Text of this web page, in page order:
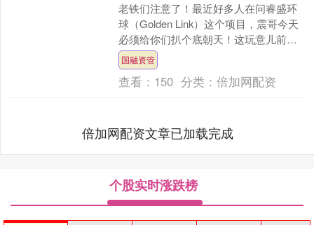
老铁们注意了！最近好多人在问睿盛环
球（Golden Link）这个项目，震哥今天
必须给你们扒个底朝天！这玩意儿前身
叫博瑞通，后来改名叫晟盛环球，现在
又换马甲成睿....
国融资管
查看： 150 分类：倍加网配资
倍加网配资文章已加载完成
个股实时涨跌榜